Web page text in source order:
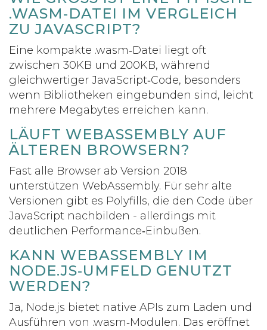
WASM‑DATEI IM VERGLEICH Z
U JAVASCRIPT?
Eine kompakte .wasm‑Datei liegt oft
zwischen 30KB und 200KB, während
gleichwertiger JavaScript‑Code, besonders
wenn Bibliotheken eingebunden sind, leicht
mehrere Megabytes erreichen kann.
LÄUFT WEBASSEMBLY AUF
ÄLTEREN BROWSERN?
Fast alle Browser ab Version 2018
unterstützen WebAssembly. Für sehr alte
Versionen gibt es Polyfills, die den Code über
JavaScript nachbilden - allerdings mit
deutlichen Performance‑Einbußen.
KANN WEBASSEMBLY IM
NODE.JS‑UMFELD GENUTZT
WERDEN?
Ja, Node.js bietet native APIs zum Laden und
Ausführen von .wasm‑Modulen. Das eröffnet